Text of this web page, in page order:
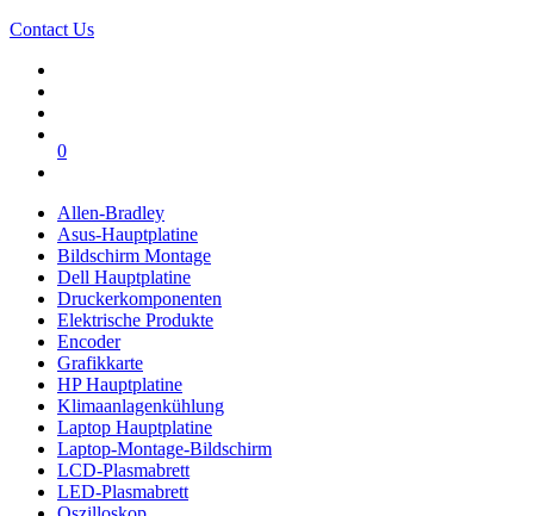
Contact Us
0
Allen-Bradley
Asus-Hauptplatine
Bildschirm Montage
Dell Hauptplatine
Druckerkomponenten
Elektrische Produkte
Encoder
Grafikkarte
HP Hauptplatine
Klimaanlagenkühlung
Laptop Hauptplatine
Laptop-Montage-Bildschirm
LCD-Plasmabrett
LED-Plasmabrett